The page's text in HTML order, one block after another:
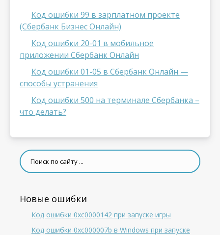
Код ошибки 99 в зарплатном проекте
(Сбербанк Бизнес Онлайн)
Код ошибки 20-01 в мобильное
приложении Сбербанк Онлайн
Код ошибки 01-05 в Сбербанк Онлайн —
способы устранения
Код ошибки 500 на терминале Сбербанка –
что делать?
Новые ошибки
Код ошибки 0xc0000142 при запуске игры
Код ошибки 0xc000007b в Windows при запуске